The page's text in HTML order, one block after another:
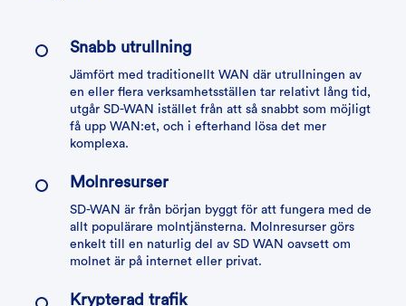
Snabb utrullning
Jämfört med traditionellt WAN där utrullningen av
en eller flera verksamhetsställen tar relativt lång tid,
utgår SD-WAN istället från att så snabbt som möjligt
få upp WAN:et, och i efterhand lösa det mer
komplexa.
Molnresurser
SD-WAN är från början byggt för att fungera med de
allt populärare molntjänsterna. Molnresurser görs
enkelt till en naturlig del av SD WAN oavsett om
molnet är på internet eller privat.
Krypterad trafik